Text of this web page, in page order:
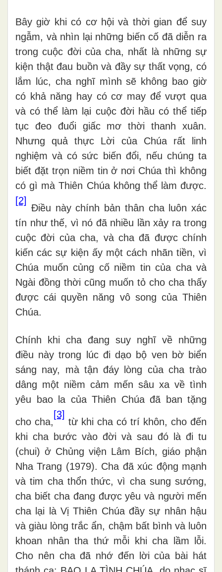
Bây giờ khi có cơ hội và thời gian để suy
ngẫm, và nhìn lại những biến cố đã diễn ra
trong cuộc đời của cha, nhất là những sự
kiện thật đau buồn và đầy sự thất vọng, có
lắm lúc, cha nghĩ mình sẽ không bao giờ
có khả năng hay có cơ may để vượt qua
và có thể làm lại cuộc đời hầu có thể tiếp
tục đeo đuổi giấc mơ thời thanh xuân.
Nhưng quả thực Lời của Chúa rất linh
nghiệm và có sức biến đổi, nếu chúng ta
biết đặt trọn niềm tin ở nơi Chúa thì không
có gì mà Thiên Chúa không thể làm được.
[2]
Điều này chính bản thân cha luôn xác
tín như thế, vì nó đã nhiều lần xảy ra trong
cuộc đời của cha, và cha đã được chính
kiến các sự kiện ấy một cách nhãn tiền, vì
Chúa muốn củng cố niềm tin của cha và
Ngài đồng thời cũng muốn tỏ cho cha thấy
được cái quyền năng vô song của Thiên
Chúa.
Chính khi cha đang suy nghĩ về những
điều này trong lúc đi dạo bộ ven bờ biển
sáng nay, mà tận đáy lòng của cha trào
dâng một niềm cảm mến sâu xa về tình
yêu bao la của Thiên Chúa đã ban tặng
cho cha,
[3]
từ khi cha có trí khôn, cho đến
khi cha bước vào đời và sau đó là đi tu
(chui) ở Chủng viện Lâm Bích, giáo phận
Nha Trang (1979). Cha đã xúc động mạnh
và tim cha thổn thức, vì cha sung sướng,
cha biết cha đang được yêu và người mến
cha lại là Vị Thiên Chúa đầy sự nhân hậu
và giàu lòng trắc ẩn, chậm bất bình và luôn
khoan nhân tha thứ mỗi khi cha lầm lỗi.
Cho nên cha đã nhớ đến lời của bài hát